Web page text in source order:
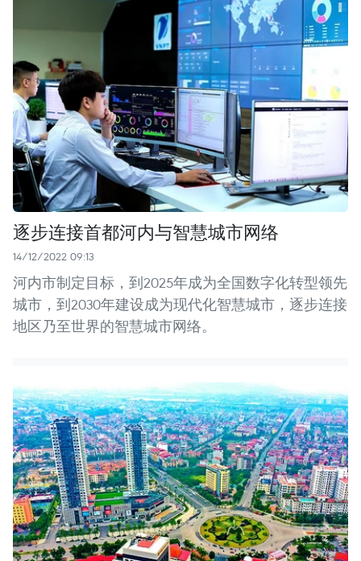
逐步连接首都河内与智慧城市网络
14/12/2022 09:13
河内市制定目标，到2025年成为全国数字化转型领先
城市，到2030年建设成为现代化智慧城市，逐步连接
地区乃至世界的智慧城市网络。